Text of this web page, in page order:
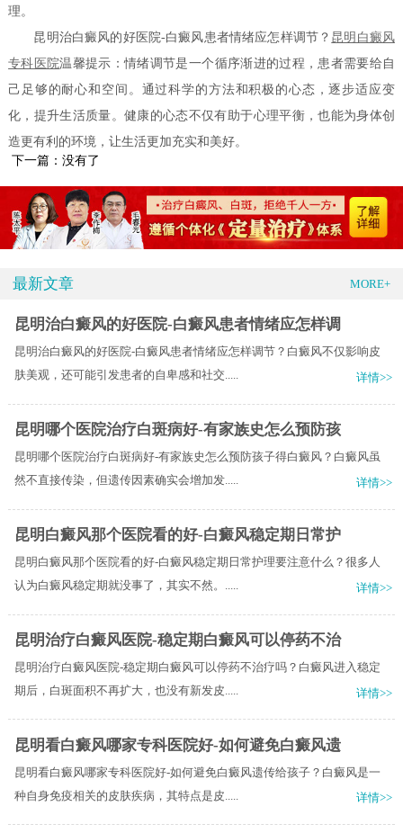
理。
昆明治白癜风的好医院-白癜风患者情绪应怎样调节？ 昆明白癜风
专科医院温馨提示：情绪调节是一个循序渐进的过程，患者需要给自
己足够的耐心和空间。通过科学的方法和积极的心态，逐步适应变
化，提升生活质量。健康的心态不仅有助于心理平衡，也能为身体创
造更有利的环境，让生活更加充实和美好。
下一篇：没有了
最新文章 MORE+
昆明治白癜风的好医院-白癜风患者情绪应怎样调
昆明治白癜风的好医院-白癜风患者情绪应怎样调节？白癜风不仅影响皮
肤美观，还可能引发患者的自卑感和社交.....
详情>>
昆明哪个医院治疗白斑病好-有家族史怎么预防孩
昆明哪个医院治疗白斑病好-有家族史怎么预防孩子得白癜风？白癜风虽
然不直接传染，但遗传因素确实会增加发.....
详情>>
昆明白癜风那个医院看的好-白癜风稳定期日常护
昆明白癜风那个医院看的好-白癜风稳定期日常护理要注意什么？很多人
认为白癜风稳定期就没事了，其实不然。.....
详情>>
昆明治疗白癜风医院-稳定期白癜风可以停药不治
昆明治疗白癜风医院-稳定期白癜风可以停药不治疗吗？白癜风进入稳定
期后，白斑面积不再扩大，也没有新发皮.....
详情>>
昆明看白癜风哪家专科医院好-如何避免白癜风遗
昆明看白癜风哪家专科医院好-如何避免白癜风遗传给孩子？白癜风是一
种自身免疫相关的皮肤疾病，其特点是皮.....
详情>>